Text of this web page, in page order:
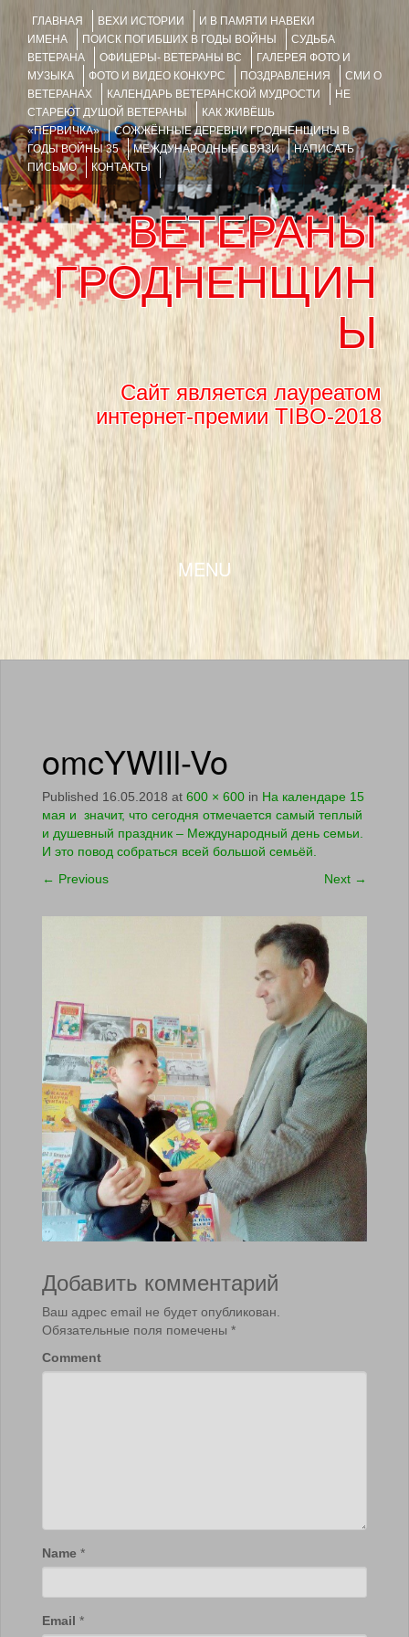
ГЛАВНАЯ ВЕХИ ИСТОРИИ
И В ПАМЯТИ НАВЕКИ
ИМЕНА
ПОИСК ПОГИБШИХ В ГОДЫ ВОЙНЫ
СУДЬБА
ВЕТЕРАНА
ОФИЦЕРЫ- ВЕТЕРАНЫ ВС
ГАЛЕРЕЯ ФОТО И
МУЗЫКА
ФОТО И ВИДЕО КОНКУРС ПОЗДРАВЛЕНИЯ
СМИ О
ВЕТЕРАНАХ
КАЛЕНДАРЬ ВЕТЕРАНСКОЙ МУДРОСТИ
НЕ
СТАРЕЮТ ДУШОЙ ВЕТЕРАНЫ
КАК ЖИВЁШЬ
«ПЕРВИЧКА»
СОЖЖЁННЫЕ ДЕРЕВНИ ГРОДНЕНЩИНЫ В
ГОДЫ ВОЙНЫ 35
МЕЖДУНАРОДНЫЕ СВЯЗИ
НАПИСАТЬ
ПИСЬМО
КОНТАКТЫ
ВЕТЕРАНЫ
ГРОДНЕНЩИН
Ы
Сайт является лауреатом
интернет-премии TIBO-2018
MENU
SKIP TO CONTENT
omcYWlIl-Vo
Published 16.05.2018 at 600 × 600 in На календаре 15
мая и значит, что сегодня отмечается самый теплый
и душевный праздник – Международный день семьи.
И это повод собраться всей большой семьёй.
← Previous Next →
Добавить комментарий
Ваш адрес email не будет опубликован.
Обязательные поля помечены *
Comment
Name *
Email *